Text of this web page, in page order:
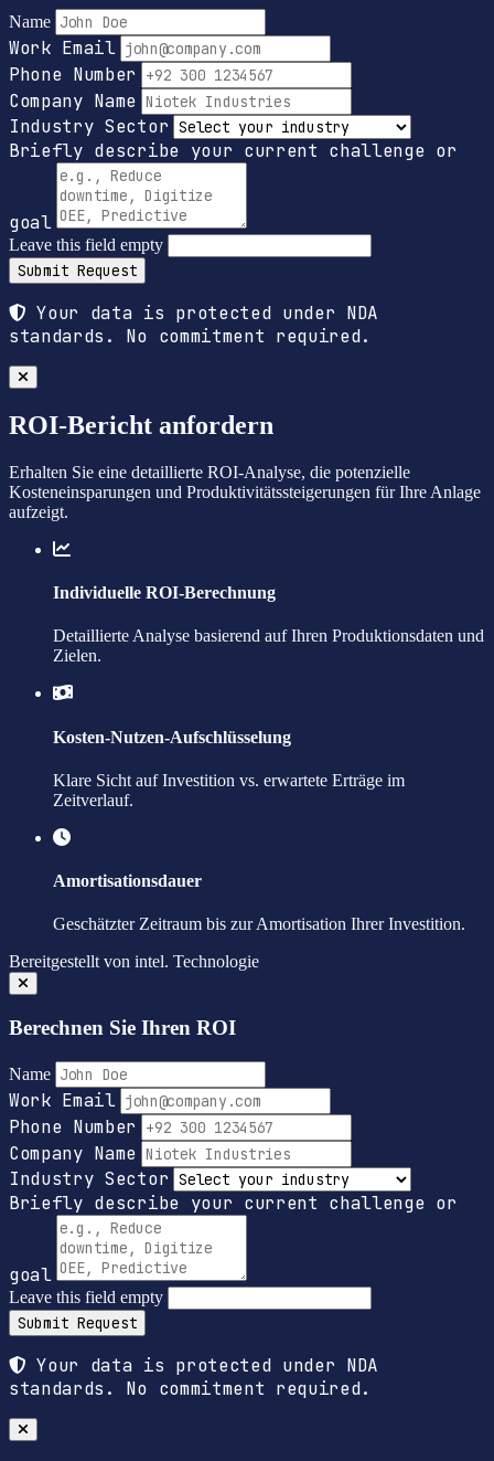
Name
Work Email
Phone Number
Company Name
Industry Sector
Briefly describe your current challenge or
goal
Leave this field empty
Submit Request
Your data is protected under NDA
standards. No commitment required.
ROI-Bericht anfordern
Erhalten Sie eine detaillierte ROI-Analyse, die potenzielle
Kosteneinsparungen und Produktivitätssteigerungen für Ihre Anlage
aufzeigt.
Individuelle ROI-Berechnung
Detaillierte Analyse basierend auf Ihren Produktionsdaten und
Zielen.
Kosten-Nutzen-Aufschlüsselung
Klare Sicht auf Investition vs. erwartete Erträge im
Zeitverlauf.
Amortisationsdauer
Geschätzter Zeitraum bis zur Amortisation Ihrer Investition.
Bereitgestellt von intel. Technologie
Berechnen Sie Ihren ROI
Name
Work Email
Phone Number
Company Name
Industry Sector
Briefly describe your current challenge or
goal
Leave this field empty
Submit Request
Your data is protected under NDA
standards. No commitment required.